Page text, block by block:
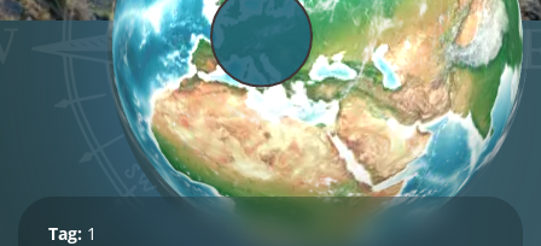
Tag: 1